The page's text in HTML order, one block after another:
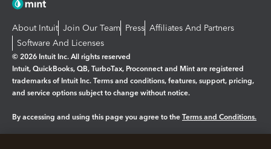
About Intuit Join Our Team Press Affiliates And Partners
Software And Licenses
© 2026 Intuit Inc. All rights reserved
Intuit, QuickBooks, QB, TurboTax, Proconnect and Mint are registered
trademarks of Intuit Inc. Terms and conditions, features, support, pricing,
and service options subject to change without notice.
By accessing and using this page you agree to the Terms and Conditions.